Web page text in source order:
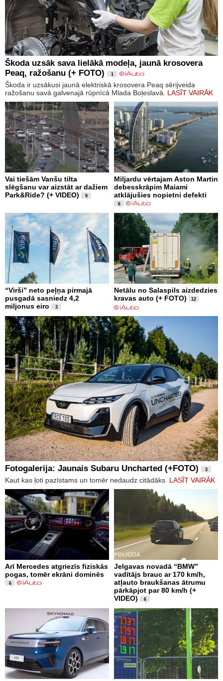
Škoda uzsāk sava lielākā modeļa, jaunā krosovera
Peaq, ražošanu (+ FOTO)
1
Škoda ir uzsākusi jaunā elektriskā krosovera Peaq sērijveida
ražošanu savā galvenajā rūpnīcā Mlada Boļeslavā. LASĪT VAIRĀK
Vai tiešām Vanšu tilta
slēgšanu var aizstāt ar dažiem
Park&Ride? (+ VIDEO)
9
Miljardu vērtajam Aston Martin
debesskrāpim Maiami
atklājušies nopietni defekti
6
“Virši” neto peļņa pirmajā
pusgadā sasniedz 4,2
miljonus eiro
3
Netālu no Salaspils aizdedzies
kravas auto (+ FOTO)
12
Fotogalerija: Jaunais Subaru Uncharted (+FOTO) 3
Kaut kas ļoti pazīstams un tomēr nedaudz citādāks. LASĪT VAIRĀK
Arī Mercedes atgriezīs fiziskās
pogas, tomēr ekrāni dominēs
6
Jelgavas novadā “BMW”
vadītājs brauc ar 170 km/h,
atļauto braukšanas ātrumu
pārkāpjot par 80 km/h (+
VIDEO)
6